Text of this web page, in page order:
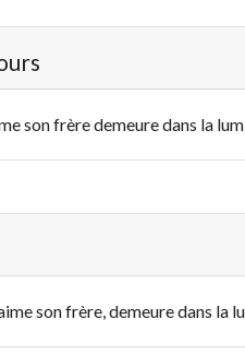
son frère demeure dans la
son frère, demeure dans la